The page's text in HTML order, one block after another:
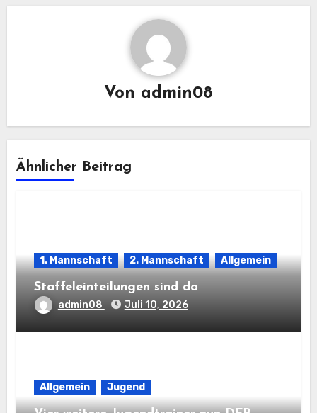
Von admin08
Ähnlicher Beitrag
1. Mannschaft 2. Mannschaft Allgemein
Staffeleinteilungen sind da
admin08 Juli 10, 2026
Allgemein Jugend